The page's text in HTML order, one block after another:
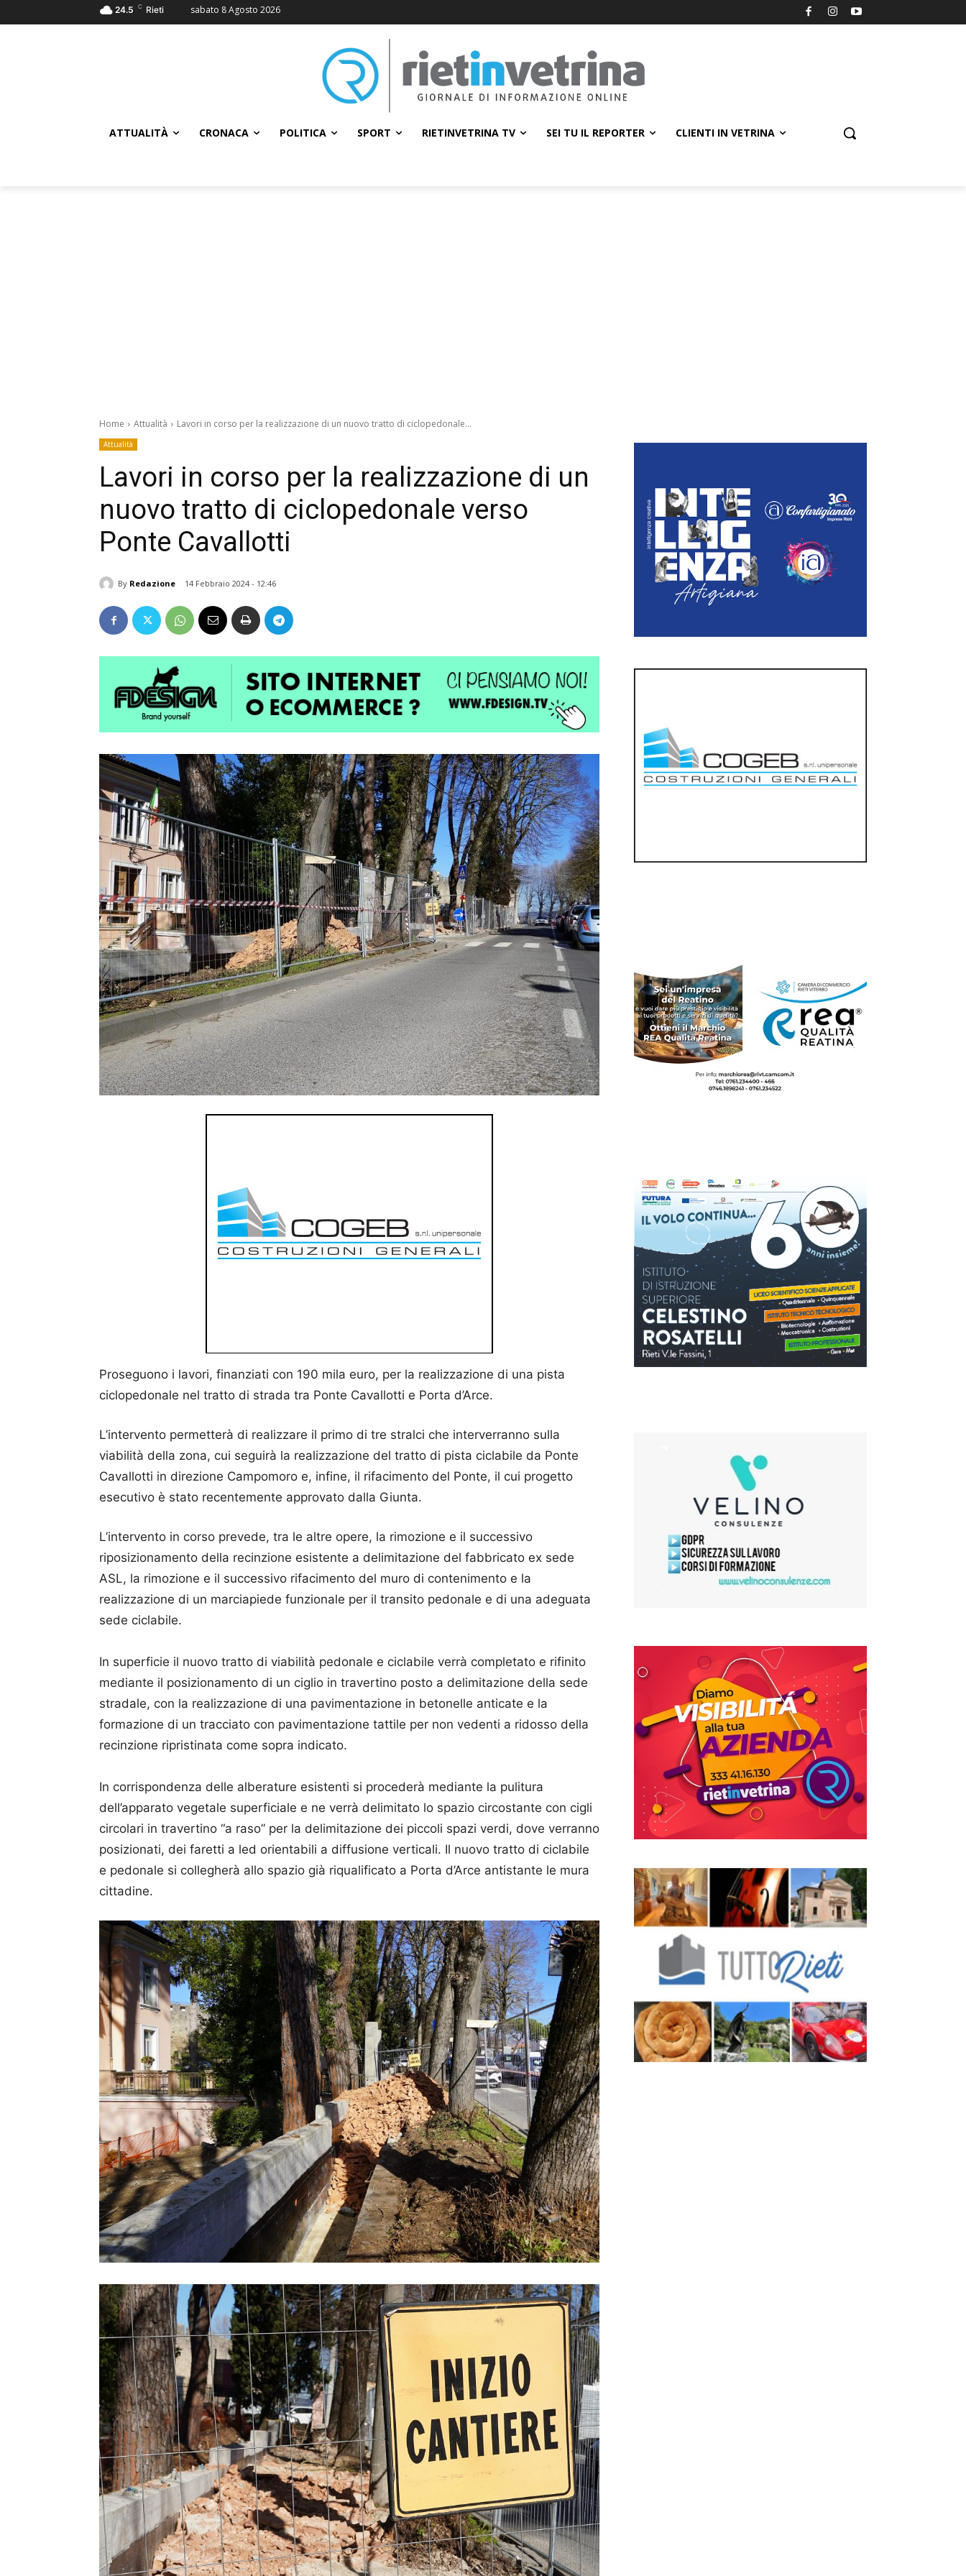
24.5 C Rieti sabato 8 Agosto 2026
ATTUALITÀ CRONACA POLITICA SPORT RIETINVETRINA TV SEI TU IL REPORTER CLIENTI IN VETRINA
Home Attualità Lavori in corso per la realizzazione di un nuovo tratto di ciclopedonale...
Attualità
Lavori in corso per la realizzazione di un
nuovo tratto di ciclopedonale verso
Ponte Cavallotti
By Redazione 14 Febbraio 2024 - 12:46
Proseguono i lavori, finanziati con 190 mila euro, per la realizzazione di una pista
ciclopedonale nel tratto di strada tra Ponte Cavallotti e Porta d’Arce.
L’intervento permetterà di realizzare il primo di tre stralci che interverranno sulla
viabilità della zona, cui seguirà la realizzazione del tratto di pista ciclabile da Ponte
Cavallotti in direzione Campomoro e, infine, il rifacimento del Ponte, il cui progetto
esecutivo è stato recentemente approvato dalla Giunta.
L’intervento in corso prevede, tra le altre opere, la rimozione e il successivo
riposizionamento della recinzione esistente a delimitazione del fabbricato ex sede
ASL, la rimozione e il successivo rifacimento del muro di contenimento e la
realizzazione di un marciapiede funzionale per il transito pedonale e di una adeguata
sede ciclabile.
In superficie il nuovo tratto di viabilità pedonale e ciclabile verrà completato e rifinito
mediante il posizionamento di un ciglio in travertino posto a delimitazione della sede
stradale, con la realizzazione di una pavimentazione in betonelle anticate e la
formazione di un tracciato con pavimentazione tattile per non vedenti a ridosso della
recinzione ripristinata come sopra indicato.
In corrispondenza delle alberature esistenti si procederà mediante la pulitura
dell’apparato vegetale superficiale e ne verrà delimitato lo spazio circostante con cigli
circolari in travertino “a raso” per la delimitazione dei piccoli spazi verdi, dove verranno
posizionati, dei faretti a led orientabili a diffusione verticali. Il nuovo tratto di ciclabile
e pedonale si collegherà allo spazio già riqualificato a Porta d’Arce antistante le mura
cittadine.